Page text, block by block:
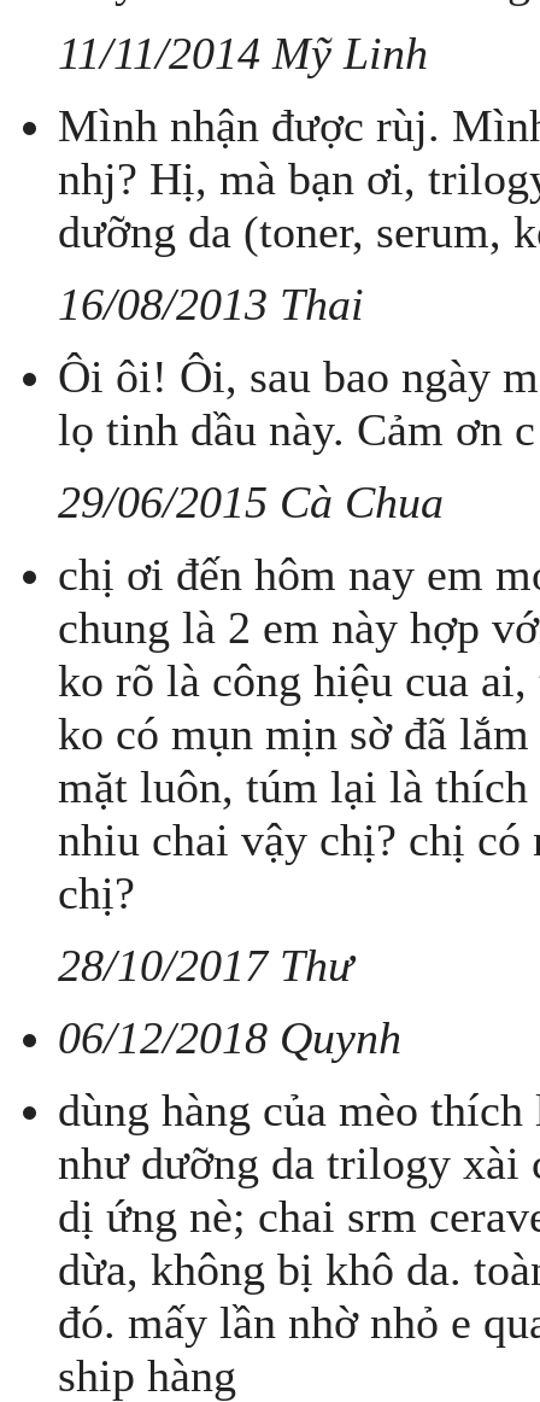
11/11/2014 Mỹ Linh
Mình nhận được rùj.
nhj? Hị, mà bạn ơi,
dưỡng da (toner, serum,
16/08/2013 Thai
Ôi ôi! Ôi, sau bao ngày
lọ tinh dầu này. Cảm ơn
29/06/2015 Cà Chua
chị ơi đến hôm nay em
chung là 2 em này hợp
ko rõ là công hiệu cua
ko có mụn mịn sờ đã
mặt luôn, túm lại là thích
nhiu chai vậy chị? chị có
chị?
28/10/2017 Thư
06/12/2018 Quynh
dùng hàng của mèo
như dưỡng da trilogy xài
dị ứng nè; chai srm
dừa, không bị khô da.
đó. mấy lần nhờ nhỏ e
ship hàng